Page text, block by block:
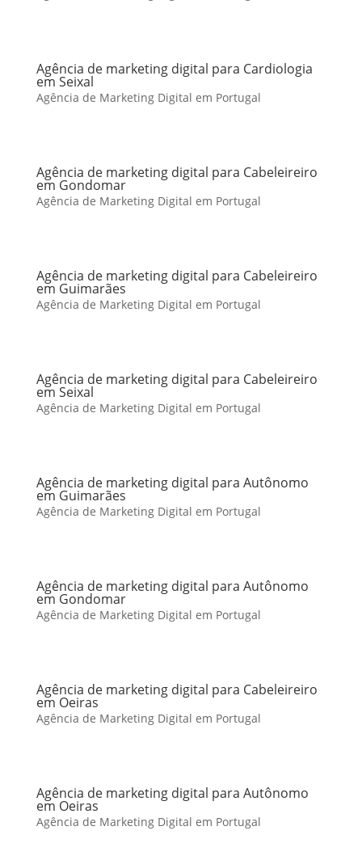
Agência de marketing digital para Cardiologia
em Seixal
Agência de Marketing Digital em Portugal
Agência de marketing digital para Cabeleireiro
em Gondomar
Agência de Marketing Digital em Portugal
Agência de marketing digital para Cabeleireiro
em Guimarães
Agência de Marketing Digital em Portugal
Agência de marketing digital para Cabeleireiro
em Seixal
Agência de Marketing Digital em Portugal
Agência de marketing digital para Autônomo
em Guimarães
Agência de Marketing Digital em Portugal
Agência de marketing digital para Autônomo
em Gondomar
Agência de Marketing Digital em Portugal
Agência de marketing digital para Cabeleireiro
em Oeiras
Agência de Marketing Digital em Portugal
Agência de marketing digital para Autônomo
em Oeiras
Agência de Marketing Digital em Portugal